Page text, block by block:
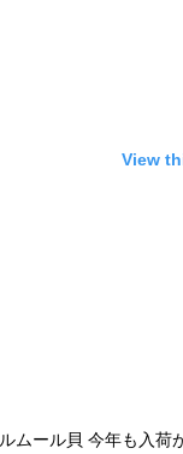
View
ムール貝 今年も入荷